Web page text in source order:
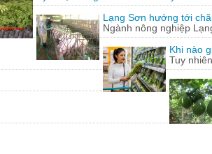
Lạng Sơn hướng tới
Ngành nông nghiệp
Khi nào
Tuy